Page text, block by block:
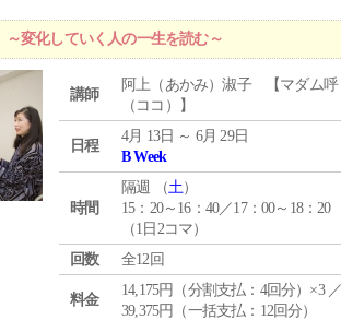
変化していく人の一生を読む～
講師
阿上（あかみ）淑子 【マダム呼
（ココ）】
日程
4月 13日 ～ 6月 29日
B Week
時間
隔週 （土）
15：20～16：40／17：00～18：20
（1日2コマ）
回数
全12回
料金
14,175円（分割支払：4回分）×3
39,375円（一括支払：12回分）